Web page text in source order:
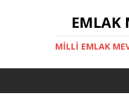
EMLAK
MILLI EMLAK